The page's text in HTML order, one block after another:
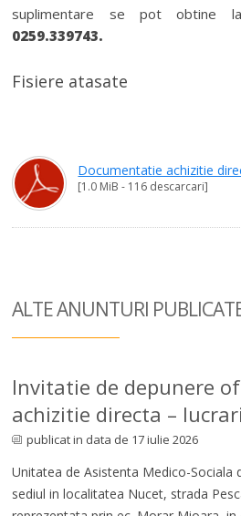
suplimentare se pot obtine
0259.339743.
Fisiere atasate
Documentatie achizitie
[1.0 MiB - 116 descarcari]
ALTE ANUNTURI
Invitatie de depunere
achizitie directa –
publicat in data de 17 iulie 2026
Unitatea de Asistenta Medico-Sociala
sediul in localitatea Nucet, strada